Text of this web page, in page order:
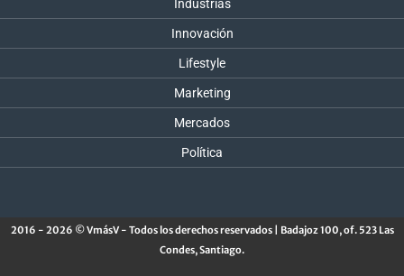
Industrias
Innovación
Lifestyle
Marketing
Mercados
Política
2016 - 2026 © VmásV - Todos los derechos reservados | Badajoz 100, of. 523 Las
Condes, Santiago.